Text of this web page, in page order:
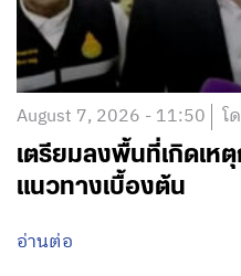
August 7, 2026 - 11:50 โ
เตรียมลงพื้นที่เกิดเห
แนวทางเบื้องต้น
อ่านต่อ